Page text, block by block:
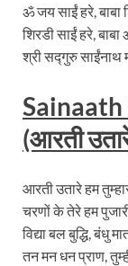
ॐ जय साईं हरे, बाबा
शिरडी साईं हरे,
श्री सद्गुरु साईंनाथ
(आरती
आरती उतारे हम
चरणों के तेरे हम
विद्या बल बुद्धि, बंधु
तन मन धन प्राण,